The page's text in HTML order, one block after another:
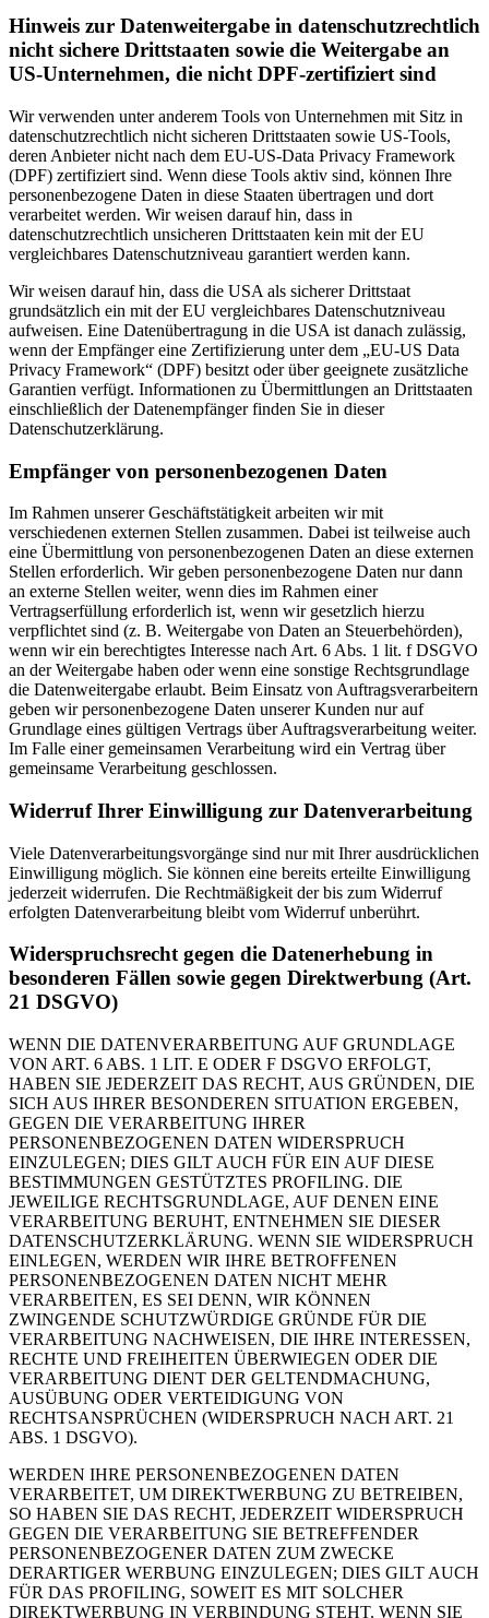
Hinweis zur Datenweitergabe in datenschutzrechtlich
nicht sichere Drittstaaten sowie die Weitergabe an
US-Unternehmen, die nicht DPF-zertifiziert sind
Wir verwenden unter anderem Tools von Unternehmen mit Sitz in
datenschutzrechtlich nicht sicheren Drittstaaten sowie US-Tools,
deren Anbieter nicht nach dem EU-US-Data Privacy Framework
(DPF) zertifiziert sind. Wenn diese Tools aktiv sind, können Ihre
personenbezogene Daten in diese Staaten übertragen und dort
verarbeitet werden. Wir weisen darauf hin, dass in
datenschutzrechtlich unsicheren Drittstaaten kein mit der EU
vergleichbares Datenschutzniveau garantiert werden kann.
Wir weisen darauf hin, dass die USA als sicherer Drittstaat
grundsätzlich ein mit der EU vergleichbares Datenschutzniveau
aufweisen. Eine Datenübertragung in die USA ist danach zulässig,
wenn der Empfänger eine Zertifizierung unter dem „EU-US Data
Privacy Framework“ (DPF) besitzt oder über geeignete zusätzliche
Garantien verfügt. Informationen zu Übermittlungen an Drittstaaten
einschließlich der Datenempfänger finden Sie in dieser
Datenschutzerklärung.
Empfänger von personenbezogenen Daten
Im Rahmen unserer Geschäftstätigkeit arbeiten wir mit
verschiedenen externen Stellen zusammen. Dabei ist teilweise auch
eine Übermittlung von personenbezogenen Daten an diese externen
Stellen erforderlich. Wir geben personenbezogene Daten nur dann
an externe Stellen weiter, wenn dies im Rahmen einer
Vertragserfüllung erforderlich ist, wenn wir gesetzlich hierzu
verpflichtet sind (z. B. Weitergabe von Daten an Steuerbehörden),
wenn wir ein berechtigtes Interesse nach Art. 6 Abs. 1 lit. f DSGVO
an der Weitergabe haben oder wenn eine sonstige Rechtsgrundlage
die Datenweitergabe erlaubt. Beim Einsatz von Auftragsverarbeitern
geben wir personenbezogene Daten unserer Kunden nur auf
Grundlage eines gültigen Vertrags über Auftragsverarbeitung weiter.
Im Falle einer gemeinsamen Verarbeitung wird ein Vertrag über
gemeinsame Verarbeitung geschlossen.
Widerruf Ihrer Einwilligung zur Datenverarbeitung
Viele Datenverarbeitungsvorgänge sind nur mit Ihrer ausdrücklichen
Einwilligung möglich. Sie können eine bereits erteilte Einwilligung
jederzeit widerrufen. Die Rechtmäßigkeit der bis zum Widerruf
erfolgten Datenverarbeitung bleibt vom Widerruf unberührt.
Widerspruchsrecht gegen die Datenerhebung in
besonderen Fällen sowie gegen Direktwerbung (Art.
21 DSGVO)
WENN DIE DATENVERARBEITUNG AUF GRUNDLAGE
VON ART. 6 ABS. 1 LIT. E ODER F DSGVO ERFOLGT,
HABEN SIE JEDERZEIT DAS RECHT, AUS GRÜNDEN, DIE
SICH AUS IHRER BESONDEREN SITUATION ERGEBEN,
GEGEN DIE VERARBEITUNG IHRER
PERSONENBEZOGENEN DATEN WIDERSPRUCH
EINZULEGEN; DIES GILT AUCH FÜR EIN AUF DIESE
BESTIMMUNGEN GESTÜTZTES PROFILING. DIE
JEWEILIGE RECHTSGRUNDLAGE, AUF DENEN EINE
VERARBEITUNG BERUHT, ENTNEHMEN SIE DIESER
DATENSCHUTZERKLÄRUNG. WENN SIE WIDERSPRUCH
EINLEGEN, WERDEN WIR IHRE BETROFFENEN
PERSONENBEZOGENEN DATEN NICHT MEHR
VERARBEITEN, ES SEI DENN, WIR KÖNNEN
ZWINGENDE SCHUTZWÜRDIGE GRÜNDE FÜR DIE
VERARBEITUNG NACHWEISEN, DIE IHRE INTERESSEN,
RECHTE UND FREIHEITEN ÜBERWIEGEN ODER DIE
VERARBEITUNG DIENT DER GELTENDMACHUNG,
AUSÜBUNG ODER VERTEIDIGUNG VON
RECHTSANSPRÜCHEN (WIDERSPRUCH NACH ART. 21
ABS. 1 DSGVO).
WERDEN IHRE PERSONENBEZOGENEN DATEN
VERARBEITET, UM DIREKTWERBUNG ZU BETREIBEN,
SO HABEN SIE DAS RECHT, JEDERZEIT WIDERSPRUCH
GEGEN DIE VERARBEITUNG SIE BETREFFENDER
PERSONENBEZOGENER DATEN ZUM ZWECKE
DERARTIGER WERBUNG EINZULEGEN; DIES GILT AUCH
FÜR DAS PROFILING, SOWEIT ES MIT SOLCHER
DIREKTWERBUNG IN VERBINDUNG STEHT. WENN SIE